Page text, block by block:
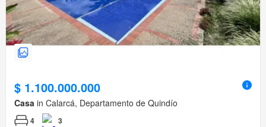
$ 1.100.000.000
Casa in Calarcá, Departamento de Quindío
4 3